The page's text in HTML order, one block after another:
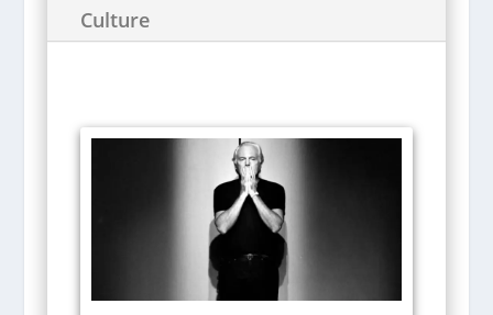
Culture